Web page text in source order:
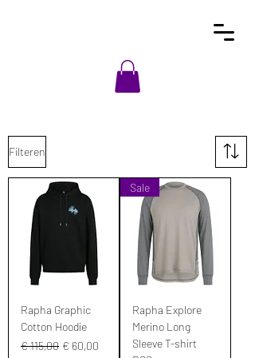
Filteren
Rapha Graphic
Cotton Hoodie
Normale prijs
€ 115,00 Verkoopprijs
€ 60,00
Sale
Rapha Explore
Merino Long
Sleeve T-shirt